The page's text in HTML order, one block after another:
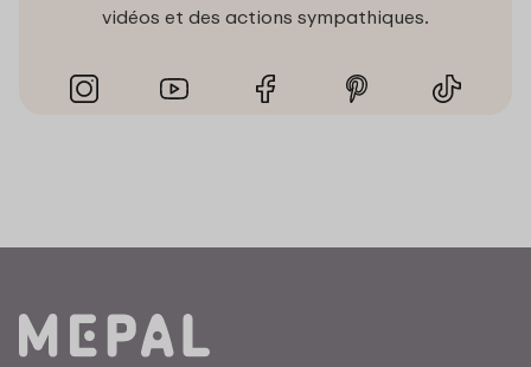
vidéos et des actions sympathiques.